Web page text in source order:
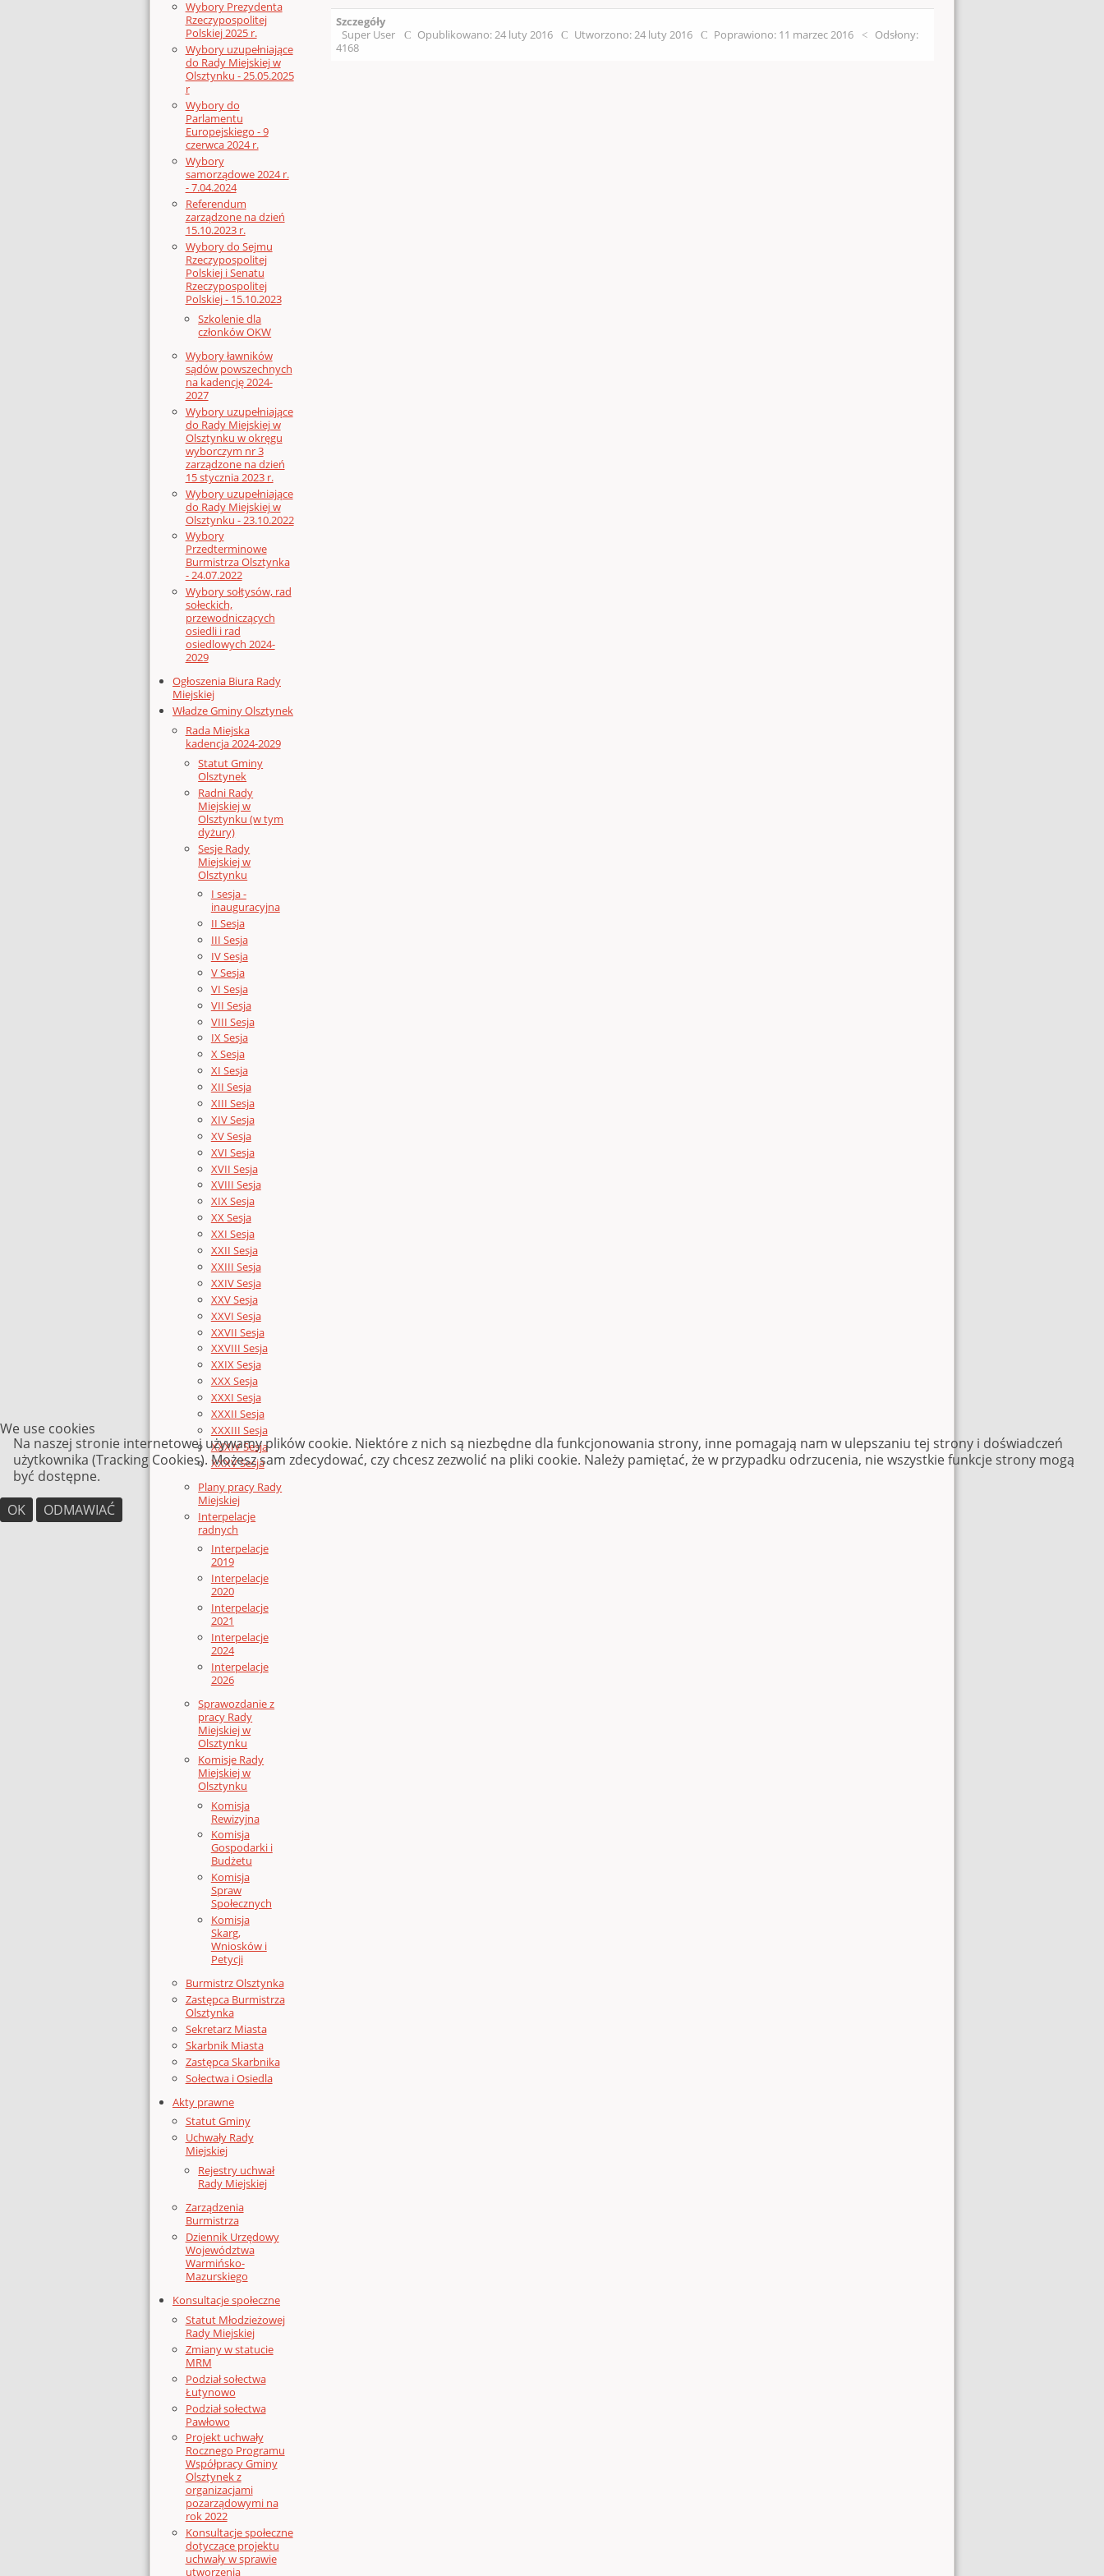
Wybory Prezydenta
Rzeczypospolitej
Polskiej 2025 r.
Wybory uzupełniające
do Rady Miejskiej w
Olsztynku - 25.05.2025
r
Wybory do
Parlamentu
Europejskiego - 9
czerwca 2024 r.
Wybory
samorządowe 2024 r.
- 7.04.2024
Referendum
zarządzone na dzień
15.10.2023 r.
Wybory do Sejmu
Rzeczypospolitej
Polskiej i Senatu
Rzeczypospolitej
Polskiej - 15.10.2023
Szkolenie dla
członków OKW
Wybory ławników
sądów powszechnych
na kadencję 2024-
2027
Wybory uzupełniające
do Rady Miejskiej w
Olsztynku w okręgu
wyborczym nr 3
zarządzone na dzień
15 stycznia 2023 r.
Wybory uzupełniające
do Rady Miejskiej w
Olsztynku - 23.10.2022
Wybory
Przedterminowe
Burmistrza Olsztynka
- 24.07.2022
Wybory sołtysów, rad
sołeckich,
przewodniczących
osiedli i rad
osiedlowych 2024-
2029
Ogłoszenia Biura Rady
Miejskiej
Władze Gminy Olsztynek
Rada Miejska
kadencja 2024-2029
Statut Gminy
Olsztynek
Radni Rady
Miejskiej w
Olsztynku (w tym
dyżury)
Sesje Rady
Miejskiej w
Olsztynku
I sesja -
inauguracyjna
II Sesja
III Sesja
IV Sesja
V Sesja
VI Sesja
VII Sesja
VIII Sesja
IX Sesja
X Sesja
XI Sesja
XII Sesja
XIII Sesja
XIV Sesja
XV Sesja
XVI Sesja
XVII Sesja
XVIII Sesja
XIX Sesja
XX Sesja
XXI Sesja
XXII Sesja
XXIII Sesja
XXIV Sesja
XXV Sesja
XXVI Sesja
XXVII Sesja
XXVIII Sesja
XXIX Sesja
XXX Sesja
XXXI Sesja
XXXII Sesja
XXXIII Sesja
XXXIV Sesja
XXXV Sesja
Plany pracy Rady
Miejskiej
Interpelacje
radnych
Interpelacje
2019
Interpelacje
2020
Interpelacje
2021
Interpelacje
2024
Interpelacje
2026
Sprawozdanie z
pracy Rady
Miejskiej w
Olsztynku
Komisje Rady
Miejskiej w
Olsztynku
Komisja
Rewizyjna
Komisja
Gospodarki i
Budżetu
Komisja
Spraw
Społecznych
Komisja
Skarg,
Wniosków i
Petycji
Burmistrz Olsztynka
Zastępca Burmistrza
Olsztynka
Sekretarz Miasta
Skarbnik Miasta
Zastępca Skarbnika
Sołectwa i Osiedla
Akty prawne
Statut Gminy
Uchwały Rady
Miejskiej
Rejestry uchwał
Rady Miejskiej
Zarządzenia
Burmistrza
Dziennik Urzędowy
Województwa
Warmińsko-
Mazurskiego
Konsultacje społeczne
Statut Młodzieżowej
Rady Miejskiej
Zmiany w statucie
MRM
Podział sołectwa
Łutynowo
Podział sołectwa
Pawłowo
Projekt uchwały
Rocznego Programu
Współpracy Gminy
Olsztynek z
organizacjami
pozarządowymi na
rok 2022
Konsultacje społeczne
dotyczące projektu
uchwały w sprawie
utworzenia
Szczegóły
Super User
Opublikowano: 24 luty 2016 Utworzono: 24 luty 2016 Poprawiono: 11 marzec 2016
Odsłony:
4168
We use cookies
Na naszej stronie internetowej używamy plików cookie. Niektóre z nich są niezbędne dla funkcjonowania strony, inne pomagają nam w ulepszaniu tej strony i doświadczeń
użytkownika (Tracking Cookies). Możesz sam zdecydować, czy chcesz zezwolić na pliki cookie. Należy pamiętać, że w przypadku odrzucenia, nie wszystkie funkcje strony mogą
być dostępne.
OK
ODMAWIAĆ